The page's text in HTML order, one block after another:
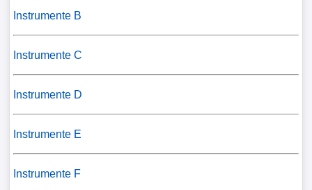
Instrumente B
Instrumente C
Instrumente D
Instrumente E
Instrumente F